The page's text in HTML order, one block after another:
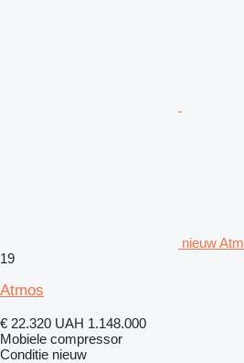
nieuw
19
Atmos
€ 22.320 UAH 1.148.000
Mobiele compressor
Conditie nieuw